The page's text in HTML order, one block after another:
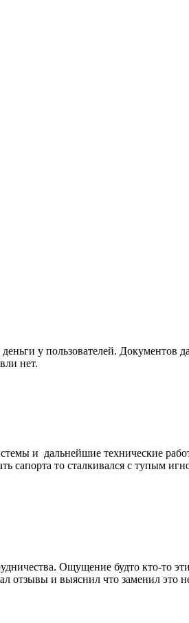
у пользователей. Документов
нет.
и дальнейшие технические
сапорта то сталкивался с тупым
Ощущение будто кто-то
отзывы и выяснил что заменил это